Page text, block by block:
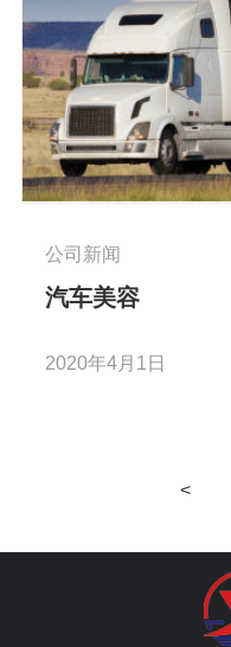
公司新闻
汽车美容
2020年4月1日
<